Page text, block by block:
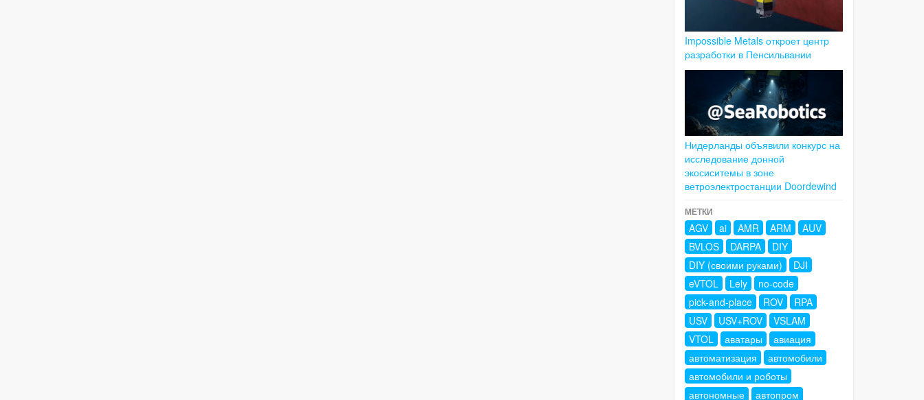
Impossible Metals откроет центр
разработки в Пенсильвании
Нидерланды объявили конкурс на
исследование донной
экосиситемы в зоне
ветроэлектростанции Doordewind
МЕТКИ
AGV ai AMR ARM
AUV
BVLOS
DARPA
DIY
DIY (своими руками)
DJI
eVTOL
Lely
no-code
pick-and-place
ROV
RPA
USV
USV+ROV
VSLAM
VTOL
аватары
авиация
автоматизация
автомобили
автомобили и роботы
автономные
автопром